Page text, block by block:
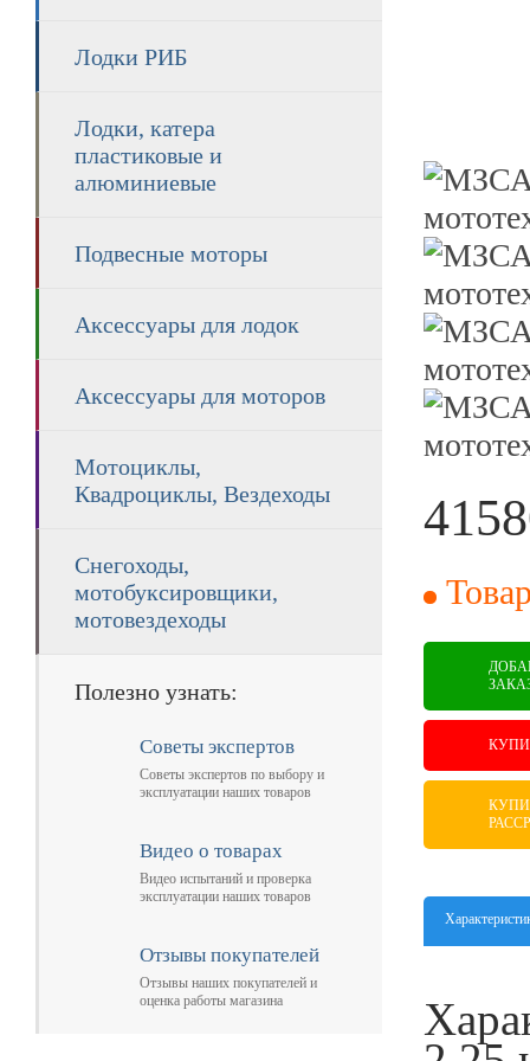
Лодки РИБ
Лодки, катера
пластиковые и
алюминиевые
Подвесные моторы
Аксессуары для лодок
Аксессуары для моторов
Мотоциклы,
Квадроциклы, Вездеходы
Снегоходы,
мотобуксировщики,
мотовездеходы
Полезно узнать:
Советы экспертов
Советы экспертов по выбору и
эксплуатации наших товаров
Видео о товарах
Видео испытаний и проверка
эксплуатации наших товаров
Отзывы покупателей
Отзывы наших покупателей и
оценка работы магазина